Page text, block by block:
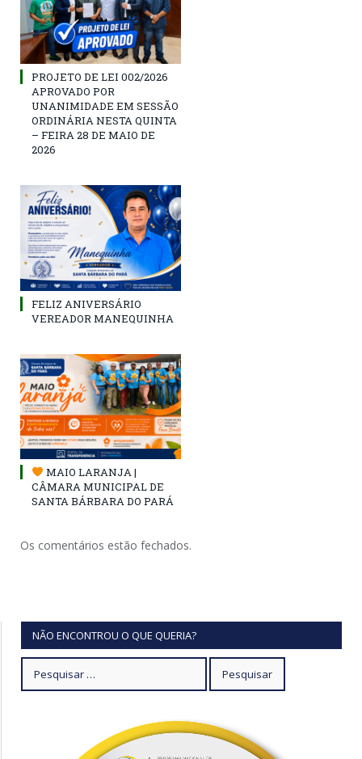
PROJETO DE LEI 002/2026
APROVADO POR
UNANIMIDADE EM SESSÃO
ORDINÁRIA NESTA QUINTA
– FEIRA 28 DE MAIO DE
2026
FELIZ ANIVERSÁRIO
VEREADOR MANEQUINHA
MAIO LARANJA |
CÂMARA MUNICIPAL DE
SANTA BÁRBARA DO PARÁ
Os comentários estão fechados.
NÃO ENCONTROU O QUE QUERIA?